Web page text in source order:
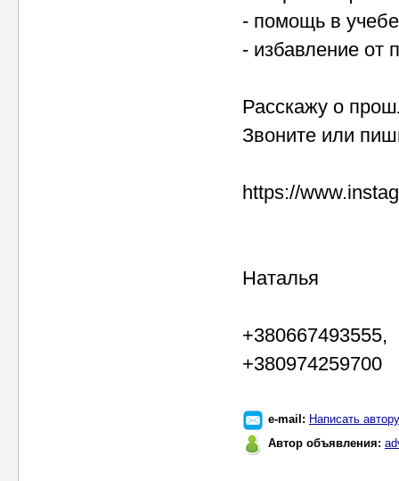
- помощь в
- избавление от
Расскажу о
Звоните или
https://
Наталья
+380667493555,
+380974259700
e-mail: Написать автору
Автор объявления: